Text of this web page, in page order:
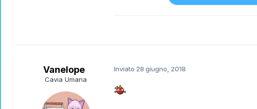
Vanelope
Cavia Umana
Inviato 28 giugno, 2018